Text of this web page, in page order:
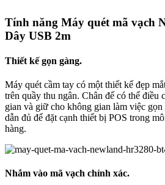
Tính năng Máy quét mã vạch
Dây USB 2m
Thiết kế gọn gàng.
Máy quét cầm tay có một thiết kế đẹp
trên quầy thu ngân. Chân đế có thể
gian và giữ cho không gian làm việc
dẫn đủ để đặt cạnh thiết bị POS trong
hàng.
Nhắm vào mã vạch chính xác.